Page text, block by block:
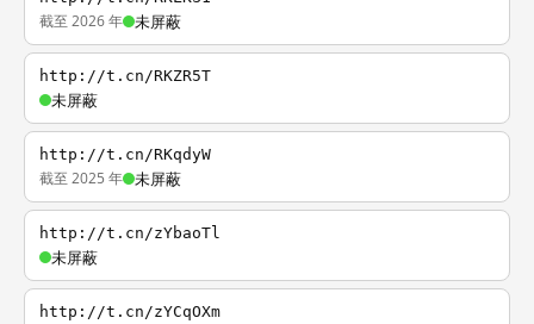
截至 2026 年 未屏蔽
http://t.cn/RKZR5T
未屏蔽
http://t.cn/RKqdyW
截至 2025 年 未屏蔽
http://t.cn/zYbaoTl
未屏蔽
http://t.cn/zYCqOXm